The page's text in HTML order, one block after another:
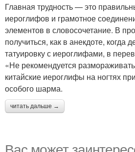
Главная трудность — это
иероглифов и грамотное
элементов в словосочетание. В
получиться, как в анекдоте, когда
татуировку с иероглифами, в
«Не рекомендуется
китайские иероглифы на ногтях
особого шарма.
читать дальше →